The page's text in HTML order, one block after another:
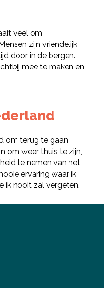
veel om
zijn vriendelijk
door in de bergen.
mee te maken en
om terug te gaan
om weer thuis te zijn,
te nemen van het
ervaring waar ik
ik nooit zal vergeten.